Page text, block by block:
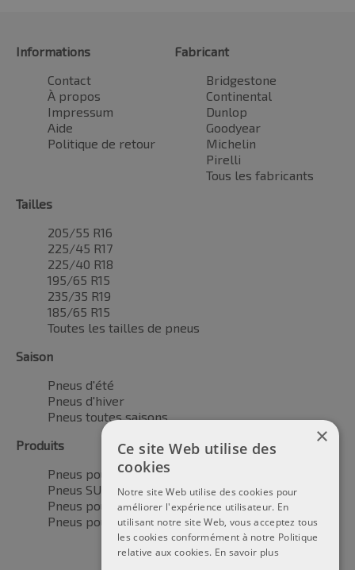
Informations
Contact
À propos
Impressum
Aide
Politique de retour
Fabricant
Bridgestone
Continental
Dunlop
Goodyear
Michelin
Pirelli
Tous les fabricants
Tailles
205/55 R16
225/45 R17
225/40 R18
195/65 R15
235/35 R19
185/65 R15
Toutes les tailles de pneus
Saison
Pneus d'été
Pneus d'hiver
Pneus toutes saisons
Produits
Pneus pour voitures
Pneus SUV / 4x4
Pneus pour camionnettes
Pneus pour motos
×
Ce site Web utilise des
cookies
Notre site Web utilise des cookies pour
améliorer l'expérience utilisateur. En
utilisant notre site Web, vous acceptez tous
les cookies conformément à notre Politique
relative aux cookies. En savoir plus